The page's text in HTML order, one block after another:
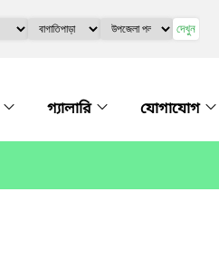
দেখুন
গ্যালারি যোগাযোগ